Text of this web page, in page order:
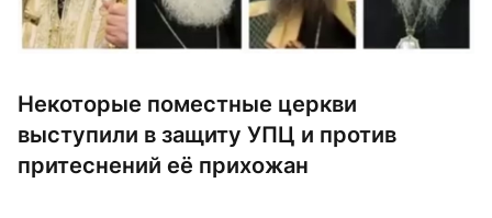
Некоторые поместные церкви
выступили в защиту УПЦ и против
притеснений её прихожан